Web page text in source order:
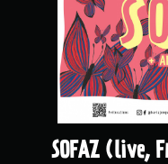
SOFAZ (live,